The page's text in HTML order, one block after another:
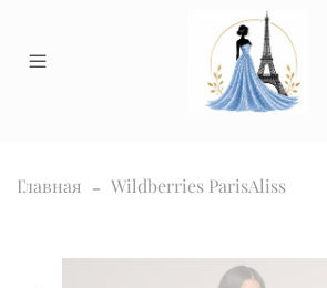
Главная Wildberries ParisAliss